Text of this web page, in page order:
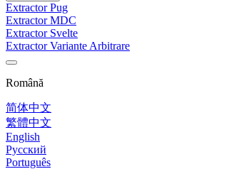
Extractor Pug
Extractor MDC
Extractor Svelte
Extractor Variante Arbitrare
Română
简体中文
繁體中文
English
Русский
Português